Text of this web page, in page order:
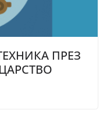
ПРЕЗ